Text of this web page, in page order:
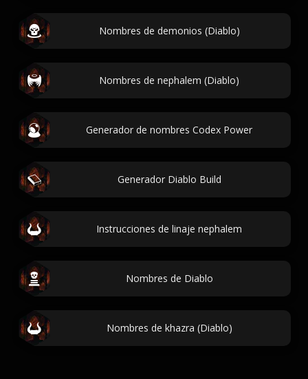
Nombres de demonios (Diablo)
Nombres de nephalem (Diablo)
Generador de nombres Codex Power
Generador Diablo Build
Instrucciones de linaje nephalem
Nombres de Diablo
Nombres de khazra (Diablo)